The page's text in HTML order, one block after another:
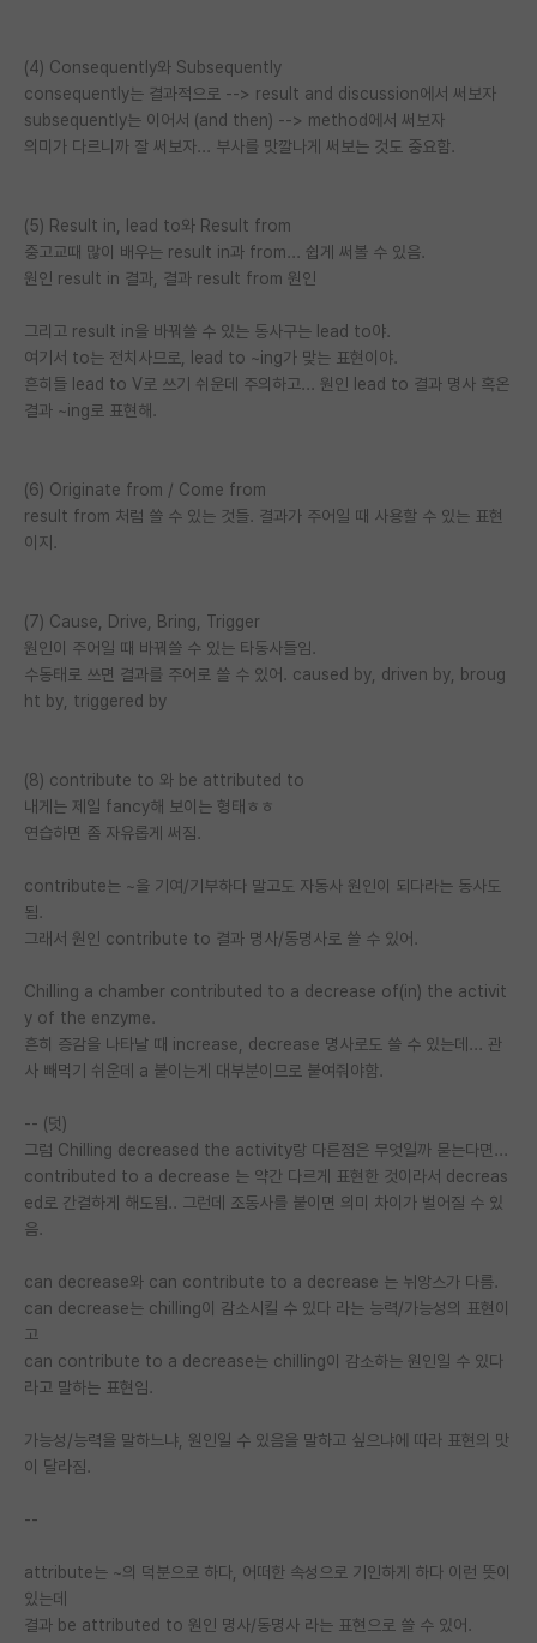
(4) Consequently와 Subsequently
consequently는 결과적으로 --> result and discussion에서 써보자
subsequently는 이어서 (and then) --> method에서 써보자
의미가 다르니까 잘 써보자... 부사를 맛깔나게 써보는 것도 중요함.
(5) Result in, lead to와 Result from
중고교때 많이 배우는 result in과 from... 쉽게 써볼 수 있음.
원인 result in 결과, 결과 result from 원인
그리고 result in을 바꿔쓸 수 있는 동사구는 lead to야.
여기서 to는 전치사므로, lead to ~ing가 맞는 표현이야.
흔히들 lead to V로 쓰기 쉬운데 주의하고... 원인 lead to 결과 명사 혹온
결과 ~ing로 표현해.
(6) Originate from / Come from
result from 처럼 쓸 수 있는 것들. 결과가 주어일 때 사용할 수 있는 표현
이지.
(7) Cause, Drive, Bring, Trigger
원인이 주어일 때 바꿔쓸 수 있는 타동사들임.
수동태로 쓰면 결과를 주어로 쓸 수 있어. caused by, driven by, broug
ht by, triggered by
(8) contribute to 와 be attributed to
내게는 제일 fancy해 보이는 형태ㅎㅎ
연습하면 좀 자유롭게 써짐.
contribute는 ~을 기여/기부하다 말고도 자동사 원인이 되다라는 동사도
됨.
그래서 원인 contribute to 결과 명사/동명사로 쓸 수 있어.
Chilling a chamber contributed to a decrease of(in) the activit
y of the enzyme.
흔히 증감을 나타날 때 increase, decrease 명사로도 쓸 수 있는데... 관
사 빼먹기 쉬운데 a 붙이는게 대부분이므로 붙여줘야함.
-- (덧)
그럼 Chilling decreased the activity랑 다른점은 무엇일까 묻는다면...
contributed to a decrease 는 약간 다르게 표현한 것이라서 decreas
ed로 간결하게 해도됨.. 그런데 조동사를 붙이면 의미 차이가 벌어질 수 있
음.
can decrease와 can contribute to a decrease 는 뉘앙스가 다름.
can decrease는 chilling이 감소시킬 수 있다 라는 능력/가능성의 표현이
고
can contribute to a decrease는 chilling이 감소하는 원인일 수 있다
라고 말하는 표현임.
가능성/능력을 말하느냐, 원인일 수 있음을 말하고 싶으냐에 따라 표현의 맛
이 달라짐.
--
attribute는 ~의 덕분으로 하다, 어떠한 속성으로 기인하게 하다 이런 뜻이
있는데
결과 be attributed to 원인 명사/동명사 라는 표현으로 쓸 수 있어.